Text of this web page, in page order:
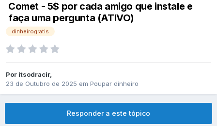
Comet - 5$ por cada amigo que instale e
faça uma pergunta (ATIVO)
dinheirogratis
Por itsodracir,
23 de Outubro de 2025 em Poupar dinheiro
Responder a este tópico